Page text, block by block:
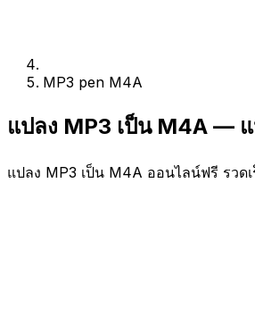
MP3 pen M4A
แปลง MP3 เป็น M4A —
แปลง MP3 เป็น M4A ออนไลน์ฟรี รวด